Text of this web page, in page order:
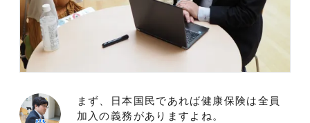
まず、日本国民であれば健康保険は全員
加入の義務がありますよね。